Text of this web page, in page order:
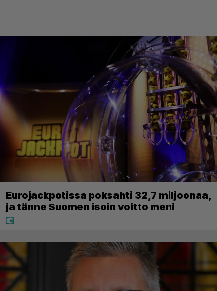
Eurojackpotissa poksahti 32,7 miljoonaa,
ja tänne Suomen isoin voitto meni